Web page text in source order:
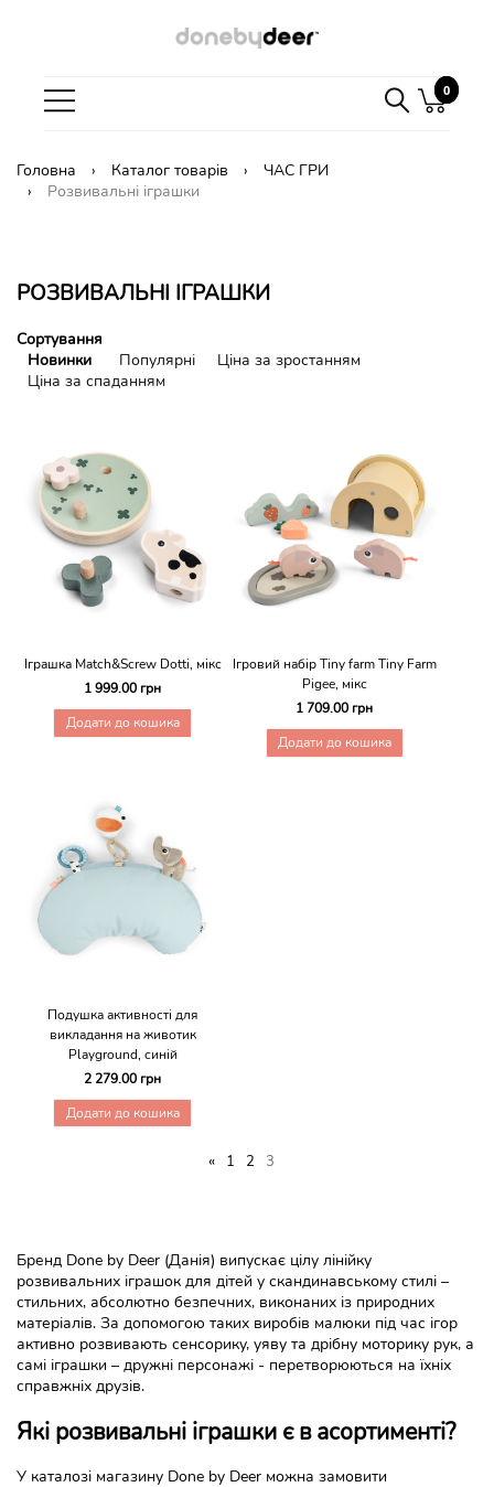
0
0
Головна Каталог товарів
ЧАС ГРИ
Розвивальні іграшки
РОЗВИВАЛЬНІ ІГРАШКИ
Сортування
Новинки
Популярні
Ціна за зростанням
Ціна за спаданням
Іграшка Match&Screw Dotti, мікс
1 999.00 грн
Додати до кошика
Ігровий набір Tiny farm Tiny Farm
Pigee, мікс
1 709.00 грн
Додати до кошика
Подушка активності для
викладання на животик
Playground, синій
2 279.00 грн
Додати до кошика
« 1 2 3
Бренд Done by Deer (Данія) випускає цілу лінійку
розвивальних іграшок для дітей у скандинавському стилі –
стильних, абсолютно безпечних, виконаних із природних
матеріалів. За допомогою таких виробів малюки під час ігор
активно розвивають сенсорику, уяву та дрібну моторику рук, а
самі іграшки – дружні персонажі - перетворюються на їхніх
справжніх друзів.
Які розвивальні іграшки є в асортименті?
У каталозі магазину Done by Deer можна замовити